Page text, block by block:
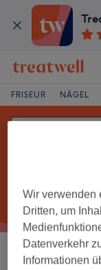
FRISEUR NÄGEL
Sortieren nach
Wir verwenden
Dritten, um
Datenverkehr
Informationen